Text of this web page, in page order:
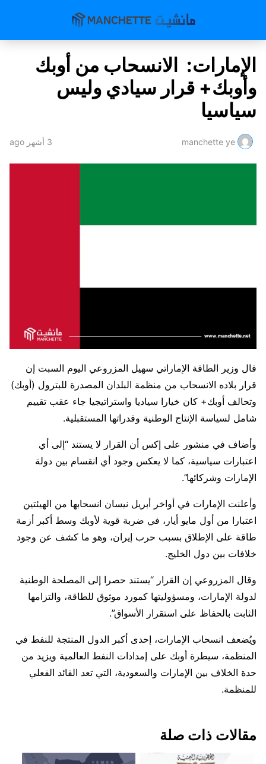
الإمارات: الانسحاب من أوبك
وأوبك+ قرار سيادي وليس
سياسيا
manchette ye 3 أشهر ago
قال وزير الطاقة الإماراتي سهيل المزروعي اليوم ​السبت إن
قرار بلاده الانسحاب من ‌منظمة البلدان المصدرة للبترول (أوبك)
وتحالف أوبك+ كان خيارا سياديا واستراتيجيا جاء عقب تقييم ​
شامل لسياسة الإنتاج الوطنية وقدراتها ​المستقبلية.
وأضاف في منشور على إكس أن القرار لا ⁠يستند “إلى أي
اعتبارات سياسية، كما لا يعكس وجود أي انقسام بين دولة
الإمارات وشركائها”.
وأعلنت الإمارات في أواخر أبريل نيسان انسحابها من الهيئتين
اعتبارا من أول مايو أيار، في ضربة قوية لأوبك وسط أكبر أزمة
طاقة على الإطلاق بسبب ‌حرب ⁠إيران، وهو ما كشف عن وجود
خلافات بين دول الخليج.
وقال المزروعي إن القرار “يستند حصرا إلى المصلحة الوطنية ​
لدولة الإمارات، ​ومسؤوليتها كمورد ⁠موثوق للطاقة، والتزامها
الثابت بالحفاظ على استقرار الأسواق”.
ويُضعف انسحاب الإمارات، إحدى أكبر الدول المنتجة ⁠للنفط في
المنظمة، سيطرة أوبك على إمدادات النفط العالمية ويزيد من
حدة ⁠الخلاف بين الإمارات والسعودية، التي تعد القائد الفعلي
للمنظمة.
مقالات ذات صلة